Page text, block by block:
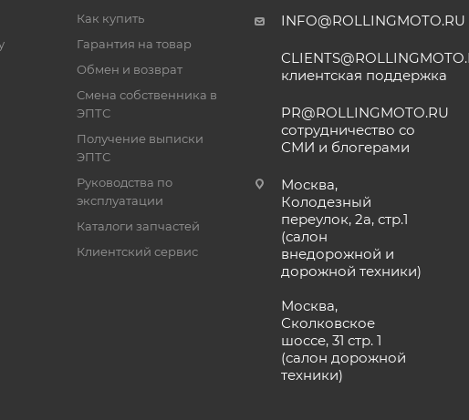
Как купить
Гарантия на товар
Обмен и возврат
Смена собственника в
ЭПТС
Получение выписки
ЭПТС
Руководства по
эксплуатации
Каталоги запчастей
Клиентский сервис
INFO@ROLLINGMOTO.RU
клиентская поддержка
PR@ROLLINGMOTO.RU
сотрудничество со
СМИ и блогерами
Москва,
Колодезный
переулок, 2а, стр.1
(салон
внедорожной и
дорожной техники)
Москва,
Сколковское
шоссе, 31 стр. 1
(салон дорожной
техники)